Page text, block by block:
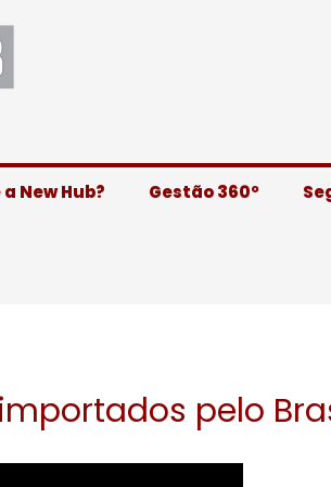
New Hub? Gestão 360º
pelo